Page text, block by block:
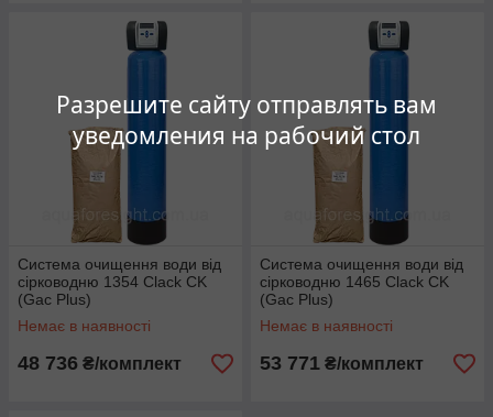
Разрешите сайту отправлять вам
уведомления на рабочий стол
Система очищення води від
сірководню 1354 Clack CK
(Gac Plus)
Немає в наявності
48 736 ₴/комплект
Система очищення води від
сірководню 1465 Clack CK
(Gac Plus)
Немає в наявності
53 771 ₴/комплект